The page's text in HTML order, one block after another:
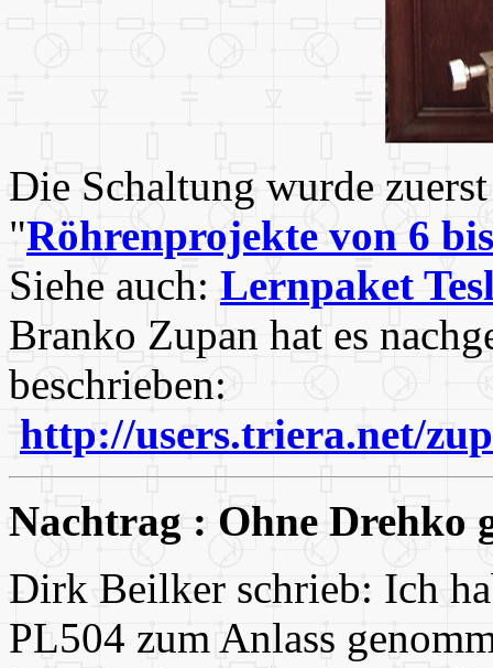
Die Schaltung wurde
"Röhrenprojekte von 6
Siehe auch: Lernpaket
Branko Zupan hat es
beschrieben:
http://users.triera.net/
Nachtrag : Ohne Drehko
Dirk Beilker schrieb: Ich
PL504 zum Anlass